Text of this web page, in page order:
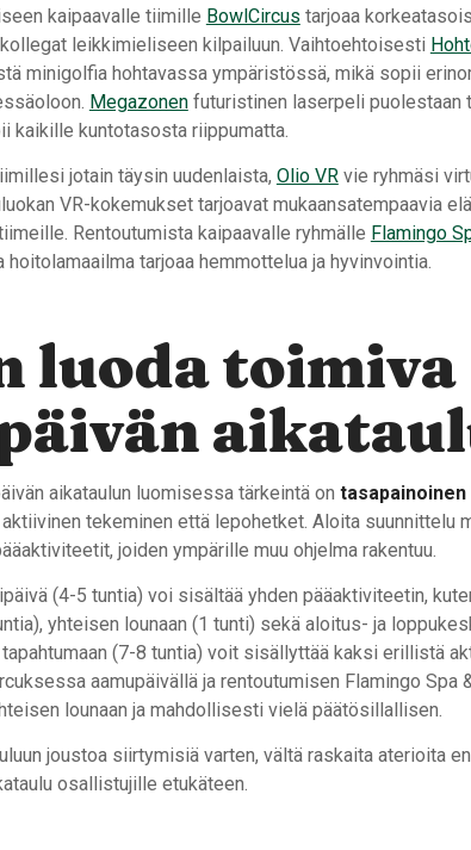
kaipaavalle tiimille BowlCircus tarjoaa
leikkimieliseen kilpailuun. Vaihtoehtoisesti
minigolfia hohtavassa ympäristössä, mikä sopii
Megazonenfuturistinen laserpeli puolestaan
kaikille kuntotasosta riippumatta.
jotain täysin uudenlaista, Olio VRvie ryhmäsi
VR-kokemukset tarjoavat mukaansatempaavia
Rentoutumista kaipaavalle ryhmälle Flamingo
hoitolamaailma tarjoaa hemmottelua ja hyvinvointia.
luoda toimiva
aikataulun luomisessa tärkeintä on
tekeminen että lepohetket. Aloita suunnittelu
joiden ympärille muu ohjelma rakentuu.
(4-5 tuntia) voi sisältää yhden pääaktiviteetin,
yhteisen lounaan (1 tunti) sekä aloitus- ja
(7-8 tuntia) voit sisällyttää kaksi erillistä
aamupäivällä ja rentoutumisen Flamingo Spa
lounaan ja mahdollisesti vielä päätösillallisen.
joustoa siirtymisiä varten, vältä raskaita aterioita
osallistujille etukäteen.